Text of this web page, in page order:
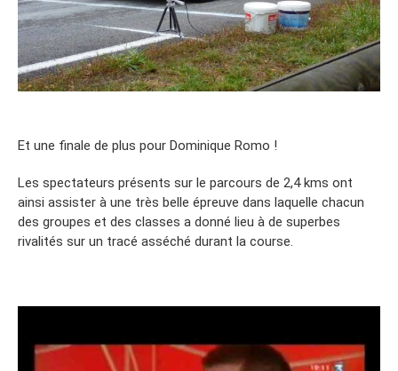
Et une finale de plus pour Dominique Romo !
Les spectateurs présents sur le parcours de 2,4 kms ont
ainsi assister à une très belle épreuve dans laquelle chacun
des groupes et des classes a donné lieu à de superbes
rivalités sur un tracé asséché durant la course.